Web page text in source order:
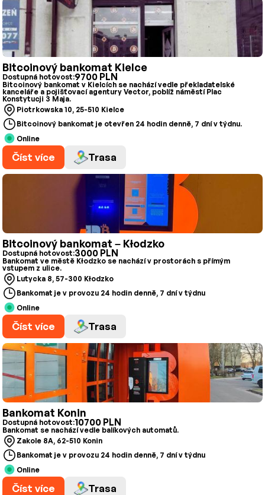
Bitcoinový bankomat Kielce
Dostupná hotovost:9700 PLN
Bitcoinový bankomat v Kielcích se nachází vedle překladatelské
kanceláře a pojišťovací agentury Vector, poblíž náměstí Plac
Konstytucji 3 Maja.
Piotrkowska 10, 25-510 Kielce
Bitcoinový bankomat je otevřen 24 hodin denně, 7 dní v týdnu.
Online
Číst více Trasa
Bitcoinový bankomat – Kłodzko
Dostupná hotovost:3000 PLN
Bankomat ve městě Kłodzko se nachází v prostorách s přímým
vstupem z ulice.
Lutycka 8, 57-300 Kłodzko
Bankomat je v provozu 24 hodin denně, 7 dní v týdnu
Online
Číst více Trasa
Bankomat Konin
Dostupná hotovost:10700 PLN
Bankomat se nachází vedle balíkových automatů.
Zakole 8A, 62-510 Konin
Bankomat je v provozu 24 hodin denně, 7 dní v týdnu
Online
Číst více Trasa